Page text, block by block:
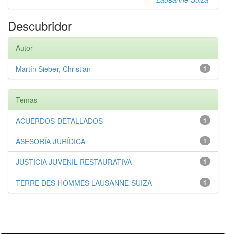
Descubridor
Autor
1
Martín Sieber, Christian
Temas
1
ACUERDOS DETALLADOS
1
ASESORÍA JURÍDICA
1
JUSTICIA JUVENIL RESTAURATIVA
1
TERRE DES HOMMES LAUSANNE-SUIZA